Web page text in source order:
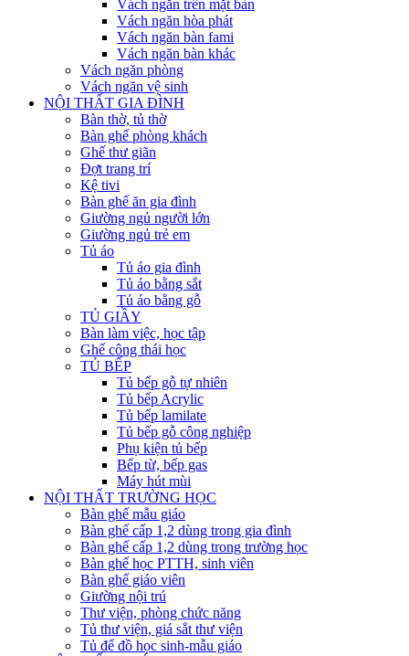
Vách ngăn trên mặt bàn
Vách ngăn hòa phát
Vách ngăn bàn fami
Vách ngăn bàn khác
Vách ngăn phòng
Vách ngăn vệ sinh
NỘI THẤT GIA ĐÌNH
Bàn thờ, tủ thờ
Bàn ghế phòng khách
Ghế thư giãn
Đợt trang trí
Kệ tivi
Bàn ghế ăn gia đình
Giường ngủ người lớn
Giường ngủ trẻ em
Tủ áo
Tủ áo gia đình
Tủ áo bằng sắt
Tủ áo bằng gỗ
TỦ GIẦY
Bàn làm việc, học tập
Ghế công thái học
TỦ BẾP
Tủ bếp gỗ tự nhiên
Tủ bếp Acrylic
Tủ bếp lamilate
Tủ bếp gỗ công nghiệp
Phụ kiện tủ bếp
Bếp từ, bếp gas
Máy hút mùi
NỘI THẤT TRƯỜNG HỌC
Bàn ghế mẫu giáo
Bàn ghế cấp 1,2 dùng trong gia đình
Bàn ghế cấp 1,2 dùng trong trường học
Bàn ghế học PTTH, sinh viên
Bàn ghế giáo viên
Giường nội trú
Thư viện, phòng chức năng
Tủ thư viện, giá sắt thư viện
Tủ để đồ học sinh-mẫu giáo